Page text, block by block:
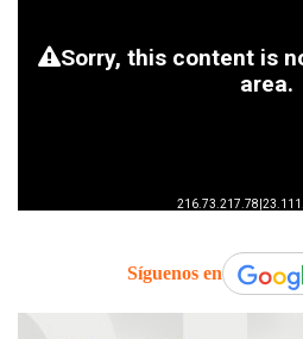
Síguenos en